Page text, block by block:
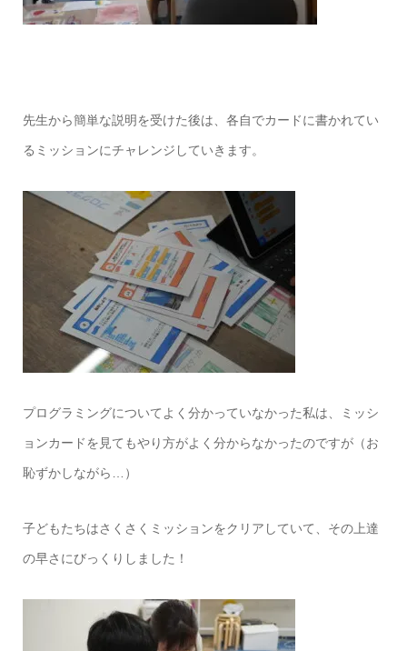
先生から簡単な説明を受けた後は、各自でカードに書かれてい
るミッションにチャレンジしていきます。
プログラミングについてよく分かっていなかった私は、ミッシ
ョンカードを見てもやり方がよく分からなかったのですが（お
恥ずかしながら…）
子どもたちはさくさくミッションをクリアしていて、その上達
の早さにびっくりしました！